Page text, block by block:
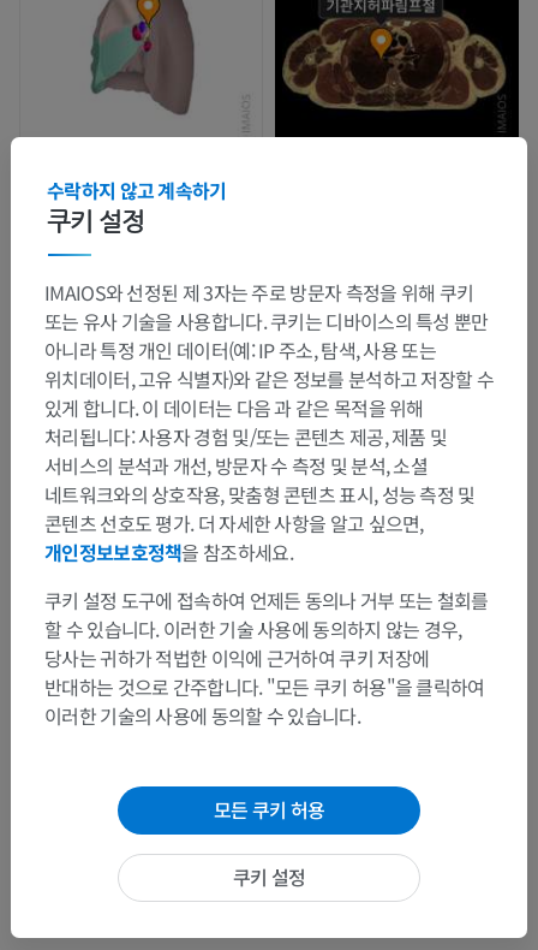
쿠키 설정
수락하지 않고 계속하기
IMAIOS와 선정된 제 3자는 주로 방문자 측정을 위해 쿠키
또는 유사 기술을 사용합니다. 쿠키는 디바이스의 특성 뿐만
아니라 특정 개인 데이터(예: IP 주소, 탐색, 사용 또는
위치데이터, 고유 식별자)와 같은 정보를 분석하고 저장할 수
있게 합니다. 이 데이터는 다음 과 같은 목적을 위해
처리됩니다: 사용자 경험 및/또는 콘텐츠 제공, 제품 및
서비스의 분석과 개선, 방문자 수 측정 및 분석, 소셜
네트워크와의 상호작용, 맞춤형 콘텐츠 표시, 성능 측정 및
콘텐츠 선호도 평가. 더 자세한 사항을 알고 싶으면,
개인정보보호정책을 참조하세요.
쿠키 설정 도구에 접속하여 언제든 동의나 거부 또는 철회를
할 수 있습니다. 이러한 기술 사용에 동의하지 않는 경우,
당사는 귀하가 적법한 이익에 근거하여 쿠키 저장에
반대하는 것으로 간주합니다. "모든 쿠키 허용"을 클릭하여
이러한 기술의 사용에 동의할 수 있습니다.
모든 쿠키 허용
쿠키 설정